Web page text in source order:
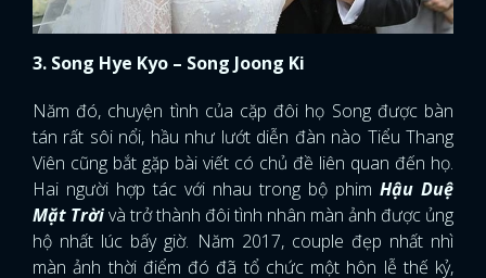
3. Song Hye Kyo – Song Joong Ki
Năm đó, chuyện tình của cặp đôi họ Song được bàn
tán rất sôi nổi, hầu như lướt diễn đàn nào Tiểu Thang
Viên cũng bắt gặp bài viết có chủ đề liên quan đến họ.
Hai người hợp tác với nhau trong bộ phim Hậu Duệ
Mặt Trờivà trở thành đôi tình nhân màn ảnh được ủng
hộ nhất lúc bấy giờ. Năm 2017, couple đẹp nhất nhì
màn ảnh thời điểm đó đã tổ chức một hôn lễ thế kỷ,